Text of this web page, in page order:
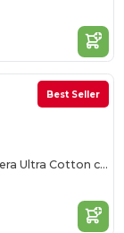
Best Seller
Venta al por mayor de remera Ultra Cotton con bolsilllo